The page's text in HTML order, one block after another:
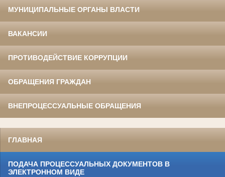
МУНИЦИПАЛЬНЫЕ ОРГАНЫ ВЛАСТИ
ВАКАНСИИ
ПРОТИВОДЕЙСТВИЕ КОРРУПЦИИ
ОБРАЩЕНИЯ ГРАЖДАН
ВНЕПРОЦЕССУАЛЬНЫЕ ОБРАЩЕНИЯ
ГЛАВНАЯ
ПОДАЧА ПРОЦЕССУАЛЬНЫХ ДОКУМЕНТОВ В
ЭЛЕКТРОННОМ ВИДЕ